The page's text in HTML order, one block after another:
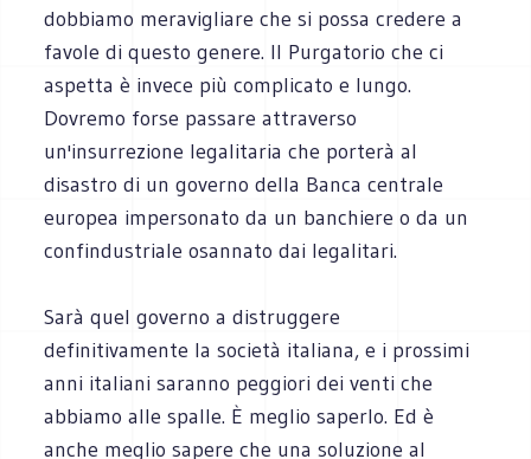
dobbiamo meravigliare che si possa credere a
favole di questo genere. Il Purgatorio che ci
aspetta è invece più complicato e lungo.
Dovremo forse passare attraverso
un'insurrezione legalitaria che porterà al
disastro di un governo della Banca centrale
europea impersonato da un banchiere o da un
confindustriale osannato dai legalitari.
Sarà quel governo a distruggere
definitivamente la società italiana, e i prossimi
anni italiani saranno peggiori dei venti che
abbiamo alle spalle. È meglio saperlo. Ed è
anche meglio sapere che una soluzione al